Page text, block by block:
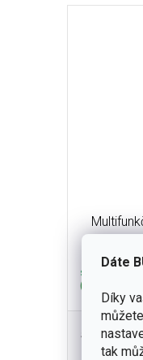
Dáte
Díky
tak
skladem
(3 ks)
570 Kč